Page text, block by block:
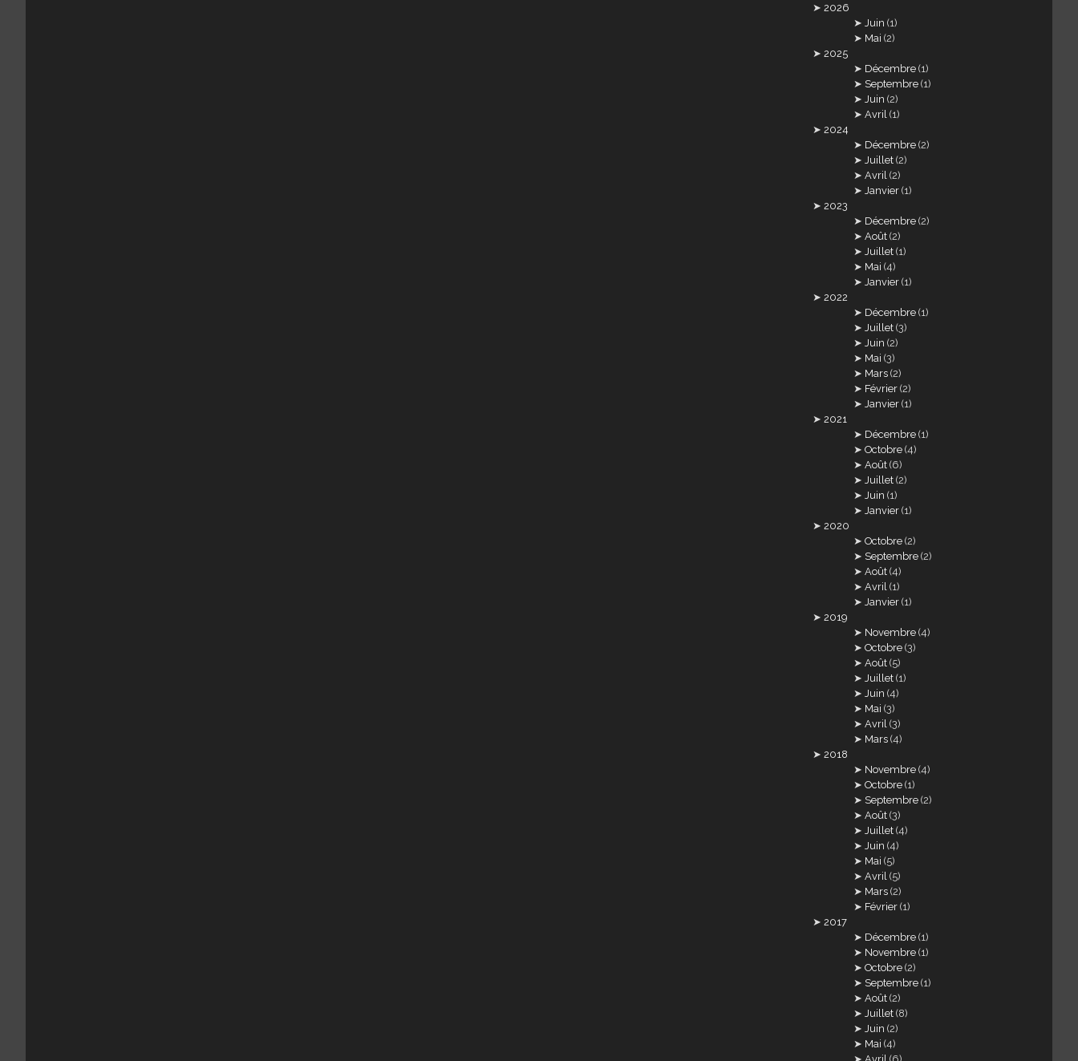
2026
Juin (1)
Mai (2)
2025
Décembre (1)
Septembre (1)
Juin (2)
Avril (1)
2024
Décembre (2)
Juillet (2)
Avril (2)
Janvier (1)
2023
Décembre (2)
Août (2)
Juillet (1)
Mai (4)
Janvier (1)
2022
Décembre (1)
Juillet (3)
Juin (2)
Mai (3)
Mars (2)
Février (2)
Janvier (1)
2021
Décembre (1)
Octobre (4)
Août (6)
Juillet (2)
Juin (1)
Janvier (1)
2020
Octobre (2)
Septembre (2)
Août (4)
Avril (1)
Janvier (1)
2019
Novembre (4)
Octobre (3)
Août (5)
Juillet (1)
Juin (4)
Mai (3)
Avril (3)
Mars (4)
2018
Novembre (4)
Octobre (1)
Septembre (2)
Août (3)
Juillet (4)
Juin (4)
Mai (5)
Avril (5)
Mars (2)
Février (1)
2017
Décembre (1)
Novembre (1)
Octobre (2)
Septembre (1)
Août (2)
Juillet (8)
Juin (2)
Mai (4)